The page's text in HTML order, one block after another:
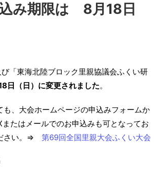
み期限は 8月18日
「東海北陸ブロック里親協議会ふくい研
日（日）に変更されました。
、大会ホームページの申込みフォームか
たはメールでのお申込みも可となってお
さい。⇒ 第69回全国里親大会ふくい大会